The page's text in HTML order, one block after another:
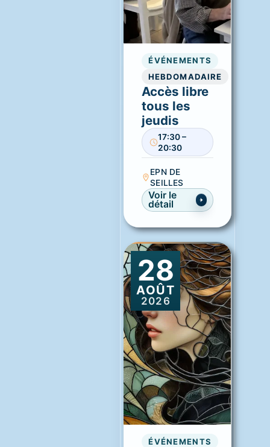
ÉVÉNEMENTS
HEBDOMADAIRE
Accès libre
tous les
jeudis
17:30 –
20:30
EPN DE
SEILLES
Voir le
détail
28
AOÛT
2026
ÉVÉNEMENTS